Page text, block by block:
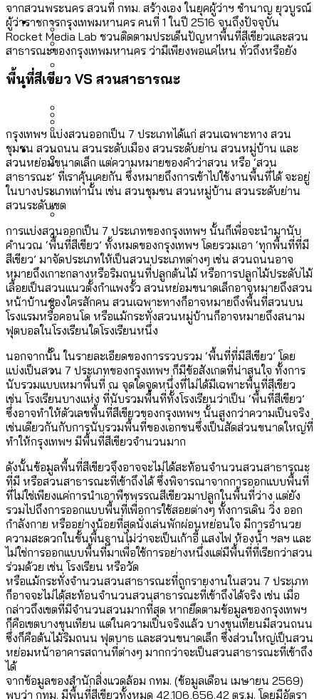
Vote62 ขอบคุณประชาชนที่ร่วม
สังเกตการณ์การเลือกตั้งชวนคุยกันถึงบท
กทม. มีอำนาจแค่ไหน ในการแก้ปัญหาให้คน
ที่อาศัยอยู่ในกรุงเทพฯ
ขยะมูลฝอย 2568 [ข้อมูลดิบ]
งบระบายน้ำ-ป้องกันน้ำท่วม 4 ปี (2566-
2569) ของ กทม. ในยุคชัชชาติ ลงเขตไหน
ทำอะไรบ้าง
วิดีโอ AI ในช่วงความขัดแย้งไทย-กัมพูชา
[ข้อมูลดิบ]
Speech ที่ถูกผลิตซ้ำผ่านวิดีโอ AI ในช่วง
ความขัดแย้งไทย-กัมพูชา
กรุงเทพฯ เมืองคอนเสิร์ต : สำรวจ
คอนเสิร์ตและแฟนมีตติ้งในไทยจำนวน 526
งาน ตั้งแต่ปี 2023-2024
ปีนกำแพงส่องซีรีส์จีน: จีนส่งออกภาพ
ลักษณ์แบบไหนสู่สายตาโลก
ค่าฝุ่นในกรุงเทพฯ 2025 เทียบกับจำนวน
ควันบุหรี่ที่เข้าปอด [ข้อมูลดิบ]
สำรวจเศรษฐกิจในกรุงเทพฯ ผ่าน
Bangkok Index 2025
สำรวจงบประมาณรายเขตในกรุงเทพฯ
ผ่าน Bangkok Index 2025
สำรวจรายได้จากการจัดเก็บภาษีใน
กรุงเทพฯ ผ่าน Bangkok Index 2025
สังคมผู้สูงอายุไทย [ข้อมูลดิบ]
สำรวจสังคมผู้สูงอายุไทย : 6 จังหวัดเป็น
ตายมากกว่าเกิด
กรุงเทพฯ เมืองสังคมผู้สูงอายุ [ข้อมูลดิบ]
กรุงเทพฯ เมืองสังคมผู้สูงอายุ : 36 เขตมี
คนตายมากกว่าคนเกิด 18 เขตเป็นสังคมผู้
สูงอายุระดับสุดยอด
Bangkok Index 2025 : อันดับความน่าอยู่
ของ 50 เขตในกรุงเทพฯ
Database
สังคมผู้สูงอายุไทย [ข้อมูลดิบ]
สำรวจเหตุไฟไหม้ในกรุงเทพฯ 2568
[ข้อมูลดิบ]
คำนำหน้านามและกฎหมายสมรสเท่าเทียม
[ข้อมูลดิบ]
กรุงเทพฯ เมืองสังคมผู้สูงอายุ [ข้อมูลดิบ]
สวนสาธารณะและพื้นที่สีเขียวใน กทม.
[ข้อมูลดิบ]
Project
Bangkok Index 2022
DEMO Thailand
About Us
จากสวนพระนคร สวนที่ กทม. สร้างเอง ในยุคผู้ว่าฯ ชำนาญ ยุวบูรณ์
ผู้ว่าราชการกรุงเทพมหานคร คนที่ 1 ในปี 2516 จนถึงปัจจุบัน
Rocket Media Lab ชวนติดตามประเด็นปัญหาพื้นที่สีเขียวและสวน
สาธารณะของกรุงเทพมหานคร ว่ามีเพียงพอแค่ไหน ทั่วถึงหรือยัง
พื้นที่สีเขียว VS สวนสาธารณะ
กรุงเทพฯ แบ่งสวนออกเป็น 7 ประเภทได้แก่ สวนเฉพาะทาง สวน
ชุมชน สวนถนน สวนระดับเมือง สวนระดับย่าน สวนหมู่บ้าน และ
สวนหย่อมขนาดเล็ก แต่ความหมายของคำว่าสวน หรือ ‘สวน
สาธารณะ’ ที่เราคุ้นเคยกัน ซึ่งหมายถึงการเข้าไปใช้งานพื้นที่ได้ จะอยู่
ในบางประเภทเท่านั้น เช่น สวนชุมชน สวนหมู่บ้าน สวนระดับย่าน
สวนระดับเขต
การแบ่งสวนออกเป็น 7 ประเภทของกรุงเทพฯ นั้นก็เพื่อจะนำมานับ
คำนวณ ‘พื้นที่สีเขียว’ ทั้งหมดของกรุงเทพฯ โดยรวมเอา ‘ทุกพื้นที่ที่มี
สีเขียว’ มาจัดประเภทให้เป็นสวนประเภทต่างๆ เช่น สวนถนนอาจ
หมายถึงเกาะกลางหรือริมถนนที่ปลูกต้นไม้ หรือการปลูกไม้ประดับไม้
เลื้อยเป็นสวนแนวตั้งกำแพงรั้ว สวนหย่อมขนาดเล็กอาจหมายถึงสวน
หน้าบ้านของใครสักคน สวนเฉพาะทางก็อาจหมายถึงพื้นที่สวนบน
โรงแรมหรือคอนโด หรือแม้กระทั่งสวนหมู่บ้านก็อาจหมายถึงสนาม
ฟุตบอลในโรงเรียนใดโรงเรียนหนึ่ง
นอกจากนั้น ในรายละเอียดของการรวบรวม ‘พื้นที่ที่มีสีเขียว’ โดย
แบ่งเป็นสวน 7 ประเภทของกรุงเทพฯ ก็มีข้อสังเกตที่น่าสนใจ ทั้งการ
นับรวมแบบเหมาพื้นที่ ณ จุดใดจุดหนึ่งที่ไม่ได้มีเฉพาะพื้นที่สีเขียว
เช่น โรงเรียนบางแห่ง ที่นับรวมพื้นที่ทั้งโรงเรียนว่าเป็น ‘พื้นที่สีเขียว’
ซึ่งอาจทำให้ตัวเลขพื้นที่สีเขียวของกรุงเทพฯ นั้นสูงกว่าความเป็นจริง
เช่นเดียวกันกับการนับรวมพื้นที่ของเอกชนซึ่งเป็นสัดส่วนขนาดใหญ่ที่
ทำให้กรุงเทพฯ มีพื้นที่สีเขียวจำนวนมาก
ดังนั้นข้อมูลพื้นที่สีเขียวจึงอาจจะไม่ได้สะท้อนจำนวนสวนสาธารณะ
ที่มี หรือสวนสาธารณะที่เข้าถึงได้ ซึ่งพิจารณาจากการออกแบบพื้นที่
ที่ไม่ใช่เพียงแค่การนำเอาพืชพรรณสีเขียวมาปลูกในพื้นที่ว่าง แต่ยัง
รวมไปถึงการออกแบบพื้นที่เพื่อการใช้สอยต่างๆ ทั้งการเดิน วิ่ง ออก
กำลังกาย หรืออย่างน้อยที่สุดนั่งเล่นพักผ่อนหย่อนใจ มีการอำนวย
ความสะดวกในขั้นพื้นฐานไม่ว่าจะเป็นเก้าอี้ แสงไฟ ห้องน้ำ ฯลฯ และ
ไม่ใช่การออกแบบพื้นที่มาเพื่อใช้การอย่างหนึ่งแต่มีพื้นที่ที่เรียกว่าสวน
ร่วมด้วย เช่น โรงเรียน หรือวัด
หรือแม้กระทั่งจำนวนสวนสาธารณะที่ถูกรายงานในสวน 7 ประเภท
ก็อาจจะไม่ได้สะท้อนจำนวนสวนสาธารณะที่เข้าถึงได้จริง เช่น เมื่อ
กล่าวถึงเขตที่มีจำนวนสวนมากที่สุด หากยึดตามข้อมูลของกรุงเทพฯ
ก็คือเขตบางขุนเทียน แต่ในความเป็นจริงแล้ว บางขุนเทียนมีสวนถนน
ซึ่งก็คือต้นไม้ริมถนน ฟุตบาธ และสวนขนาดเล็ก ซึ่งส่วนใหญ่เป็นสวน
หย่อมหน้าอาคารสถานที่ต่างๆ มากกว่าจะเป็นสวนสาธารณะที่เข้าถึง
ได้
จากข้อมูลของสำนักสิ่งแวดล้อม กทม. (ข้อมูลเดือน เมษายน 2569)
พบว่า กทม. มีพื้นที่สีเขียวทั้งหมด 42,106,656.42 ตร.ม. โดยมีอัตรา